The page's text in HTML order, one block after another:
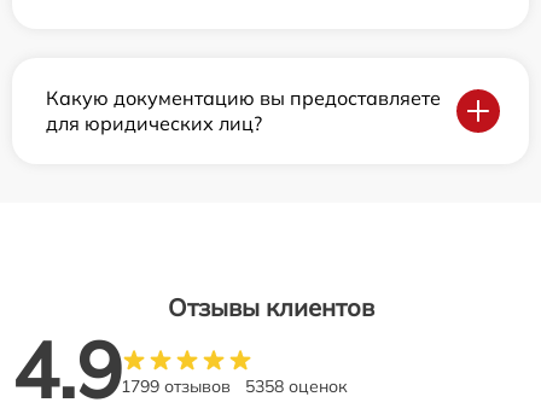
Какую документацию вы предоставляете
для юридических лиц?
Отзывы клиентов
4.91799 отзывов 5358 оценок